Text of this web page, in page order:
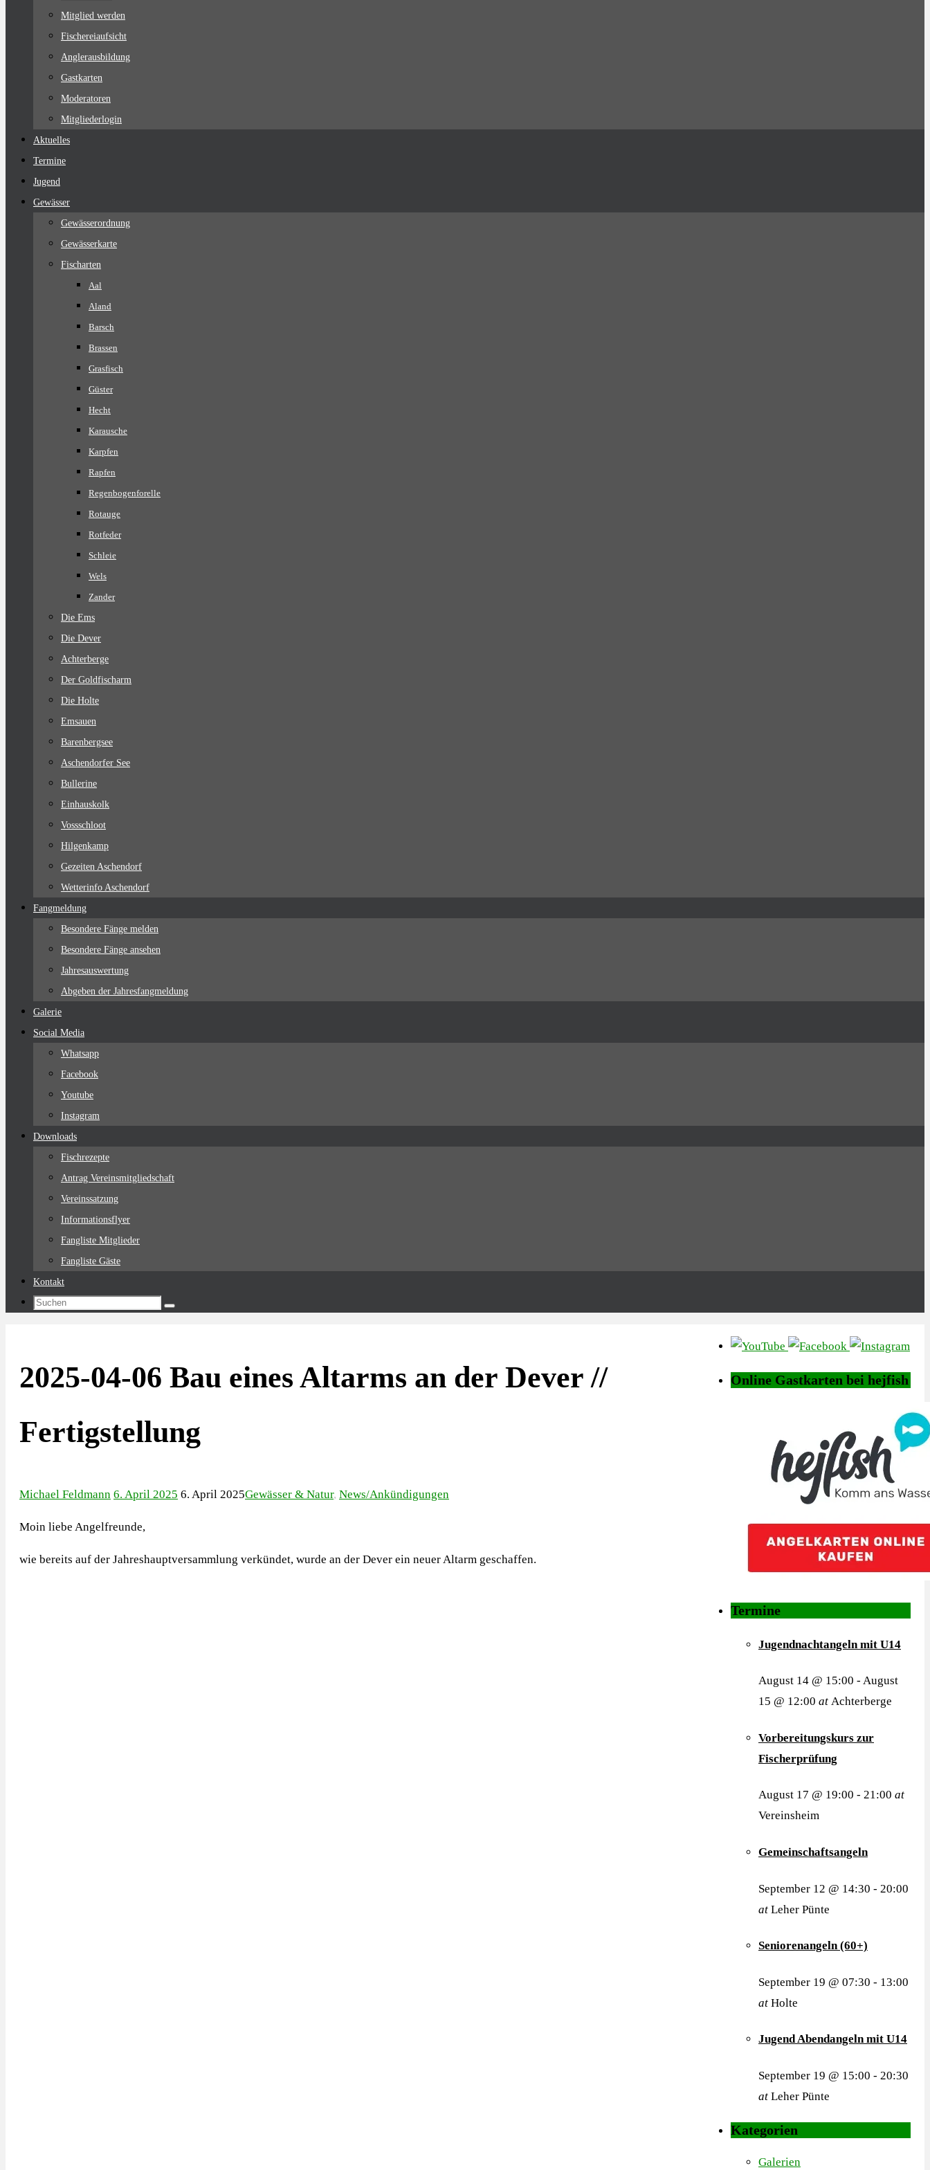
Mitglied werden
Fischereiaufsicht
Anglerausbildung
Gastkarten
Moderatoren
Mitgliederlogin
Aktuelles
Termine
Jugend
Gewässer
Gewässerordnung
Gewässerkarte
Fischarten
Aal
Aland
Barsch
Brassen
Grasfisch
Güster
Hecht
Karausche
Karpfen
Rapfen
Regenbogenforelle
Rotauge
Rotfeder
Schleie
Wels
Zander
Die Ems
Die Dever
Achterberge
Der Goldfischarm
Die Holte
Emsauen
Barenbergsee
Aschendorfer See
Bullerine
Einhauskolk
Vossschloot
Hilgenkamp
Gezeiten Aschendorf
Wetterinfo Aschendorf
Fangmeldung
Besondere Fänge melden
Besondere Fänge ansehen
Jahresauswertung
Abgeben der Jahresfangmeldung
Galerie
Social Media
Whatsapp
Facebook
Youtube
Instagram
Downloads
Fischrezepte
Antrag Vereinsmitgliedschaft
Vereinssatzung
Informationsflyer
Fangliste Mitglieder
Fangliste Gäste
Kontakt
Suchen
Suchen
2025-04-06 Bau eines Altarms an der Dever //
Fertigstellung
Michael Feldmann 6. April 2025 6. April 2025Gewässer & Natur, News/Ankündigungen
Moin liebe Angelfreunde,
wie bereits auf der Jahreshauptversammlung verkündet, wurde an der Dever ein neuer Altarm geschaffen.
Online Gastkarten bei hejfish
Termine
Jugendnachtangeln mit U14
August 14 @ 15:00 - August
15 @ 12:00 at Achterberge
Vorbereitungskurs zur
Fischerprüfung
August 17 @ 19:00 - 21:00 at
Vereinsheim
Gemeinschaftsangeln
September 12 @ 14:30 - 20:00
at Leher Pünte
Seniorenangeln (60+)
September 19 @ 07:30 - 13:00
at Holte
Jugend Abendangeln mit U14
September 19 @ 15:00 - 20:30
at Leher Pünte
Kategorien
Galerien